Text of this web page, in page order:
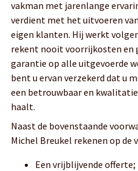
vakman met jarenlange
verdient met het uitvoeren
eigen klanten. Hij werkt
rekent nooit voorrijkosten en
garantie op alle uitgevoerde
bent u ervan verzekerd dat u
een betrouwbaar en
haalt.
Naast de bovenstaande
Michel Breukel rekenen op de
Een vrijblijvende offerte;